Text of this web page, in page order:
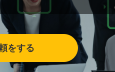
をする